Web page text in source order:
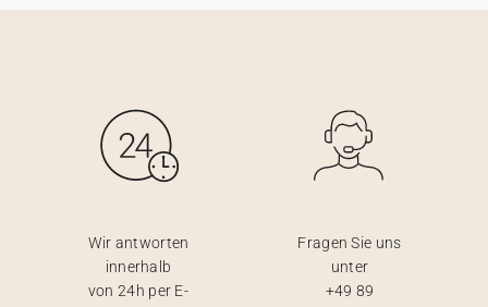
Wir antworten
innerhalb
von 24h per E-
Fragen Sie uns
unter
+49 89